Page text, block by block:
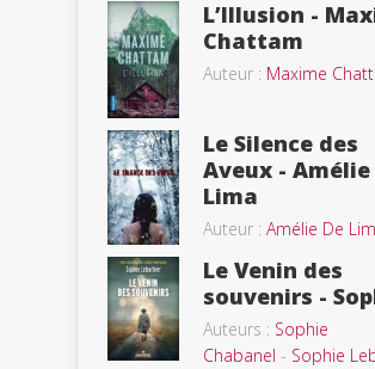
L’Illusion -
Chattam
Auteur : Maxime
Le Silence des
Aveux - Amélie
Lima
Auteur : Amélie De
Le Venin des
souvenirs -
Auteurs : Sophie
Chabanel - Sophie